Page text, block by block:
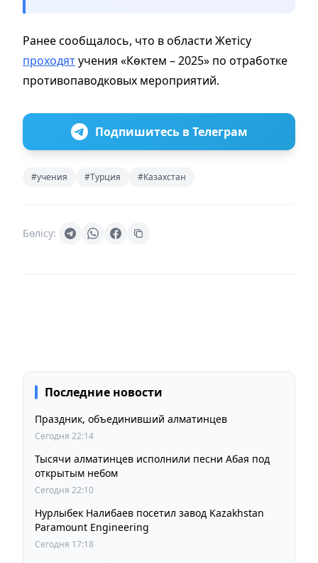
Ранее сообщалось, что в области Жетісу
проходятучения «Көктем – 2025» по отработке
противопаводковых мероприятий.
Подпишитесь в Телеграм
#учения #Турция #Казахстан
Бөлісу:
Последние новости
Праздник, объединивший алматинцев
Сегодня 22:14
Тысячи алматинцев исполнили песни Абая под
открытым небом
Сегодня 22:10
Нурлыбек Налибаев посетил завод Kazakhstan
Paramount Engineering
Сегодня 17:18